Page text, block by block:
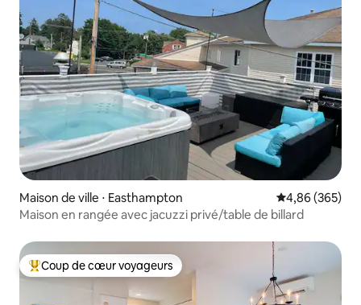
Maison de ville ⋅ Easthampton Évaluation
4,86 (365)
Maison en rangée avec jacuzzi privé/table de billard
Coups de cœur voyageurs les plus appréciés
Coup de cœur voyageurs